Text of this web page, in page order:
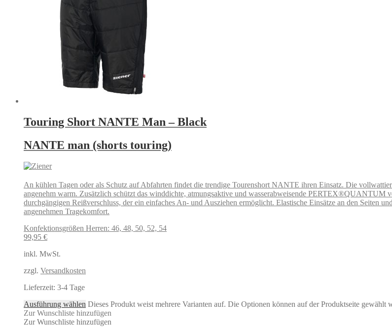
Touring Short NANTE Man – Black
NANTE man (shorts touring)
An kühlen Tagen oder als Schutz auf Abfahrten findet die trendige Tourenshort NANTE ihren Einsatz. Die
angenehm warm. Zusätzlich schützt das winddichte, atmungsaktive und wasserabweisende
durchgängigen Reißverschluss, der ein einfaches An- und Ausziehen ermöglicht. Elastische Einsätze an den Seiten
angenehmen Tragekomfort.
Konfektionsgrößen Herren: 46, 48, 50, 52, 54
99,95 €
inkl. MwSt.
zzgl. Versandkosten
Lieferzeit: 3-4 Tage
Ausführung wählen Dieses Produkt weist mehrere Varianten auf. Die Optionen können auf der Produktseite gewählt
Zur Wunschliste hinzufügen
Zur Wunschliste hinzufügen